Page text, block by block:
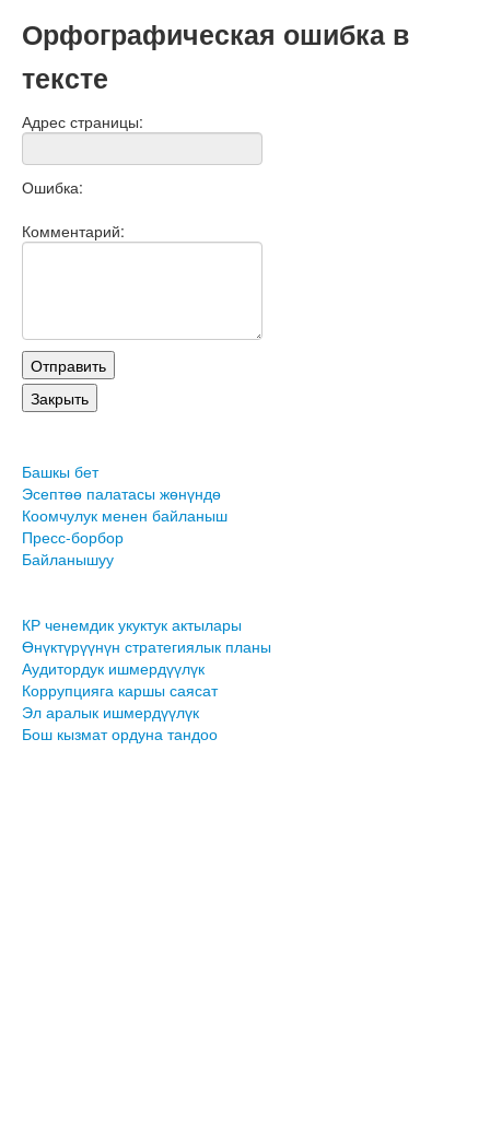
Орфографическая ошибка в
тексте
Адрес страницы:
Ошибка:
Комментарий:
Башкы бет
Эсептөө палатасы жөнүндө
Коомчулук менен байланыш
Пресс-борбор
Байланышуу
КР ченемдик укуктук актылары
Өнүктүрүүнүн стратегиялык планы
Аудитордук ишмердүүлүк
Коррупцияга каршы саясат
Эл аралык ишмердүүлүк
Бош кызмат ордуна тандоо